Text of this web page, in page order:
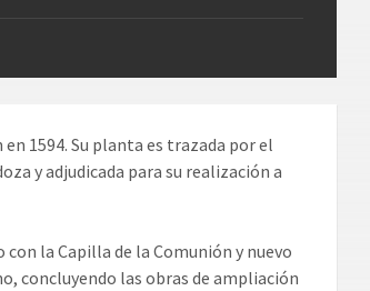
1594. Su planta es trazada por el
y adjudicada para su realización a
la Capilla de la Comunión y nuevo
concluyendo las obras de ampliación